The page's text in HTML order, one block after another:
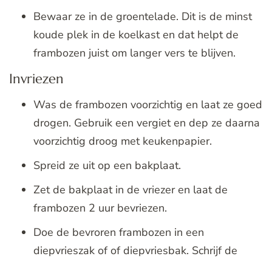
Bewaar ze in de groentelade. Dit is de minst
koude plek in de koelkast en dat helpt de
frambozen juist om langer vers te blijven.
Invriezen
Was de frambozen voorzichtig en laat ze goed
drogen. Gebruik een vergiet en dep ze daarna
voorzichtig droog met keukenpapier.
Spreid ze uit op een bakplaat.
Zet de bakplaat in de vriezer en laat de
frambozen 2 uur bevriezen.
Doe de bevroren frambozen in een
diepvrieszak of of diepvriesbak. Schrijf de